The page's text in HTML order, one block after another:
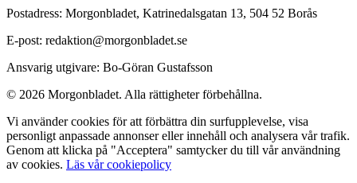
Postadress: Morgonbladet, Katrinedalsgatan 13, 504 52 Borås
E-post: redaktion@morgonbladet.se
Ansvarig utgivare: Bo-Göran Gustafsson
© 2026 Morgonbladet. Alla rättigheter förbehållna.
Vi använder cookies för att förbättra din surfupplevelse, visa
personligt anpassade annonser eller innehåll och analysera vår trafik.
Genom att klicka på "Acceptera" samtycker du till vår användning
av cookies. Läs vår cookiepolicy